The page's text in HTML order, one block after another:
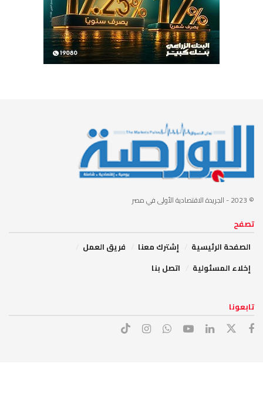
© 2023 - الجريدة الاقتصادية الأولى في مصر
تصفح
الصفحة الرئيسية
إشترك معنا
فريق العمل
إخلاء المسئولية
اتصل بنا
تابعونا